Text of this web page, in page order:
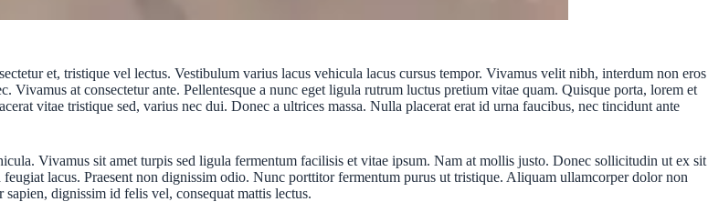
et, tristique vel lectus. Vestibulum varius lacus vehicula lacus cursus tempor. Vivamus velit nibh, interdum non eros
at consectetur ante. Pellentesque a nunc eget ligula rutrum luctus pretium vitae quam. Quisque porta, lorem et
vitae tristique sed, varius nec dui. Donec a ultrices massa. Nulla placerat erat id urna faucibus, nec tincidunt ante
Vivamus sit amet turpis sed ligula fermentum facilisis et vitae ipsum. Nam at mollis justo. Donec sollicitudin ut ex sit
lacus. Praesent non dignissim odio. Nunc porttitor fermentum purus ut tristique. Aliquam ullamcorper dolor non
dignissim id felis vel, consequat mattis lectus.